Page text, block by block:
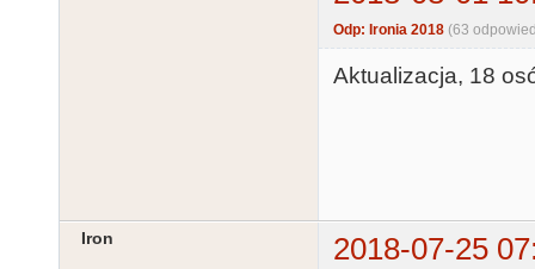
Odp: Ironia 2018 (63
Aktualizacja, 18
Iron 2018-07-25